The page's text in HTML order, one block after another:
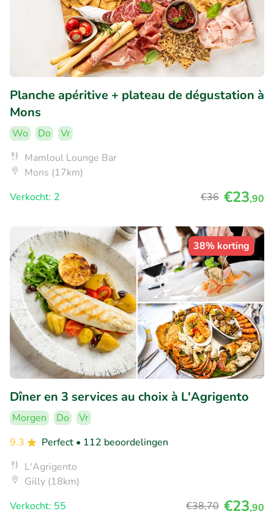
Planche apéritive + plateau de dégustation à
Mons
Wo Do
Vr
Mamloul Lounge Bar
Mons (17km)
Verkocht: 2
€36 €23,90
38% korting
Dîner en 3 services au choix à L'Agrigento
Morgen Do
Vr
9.3
Perfect • 112 beoordelingen
L'Agrigento
Gilly (18km)
Verkocht: 55
€38,70 €23,90